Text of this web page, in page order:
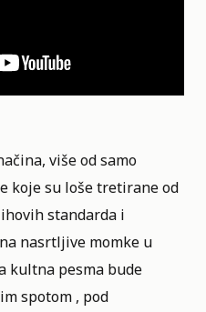
više od samo
koje su loše tretirane od
standarda i
nasrtljive momke u
kultna pesma bude
spotom , pod